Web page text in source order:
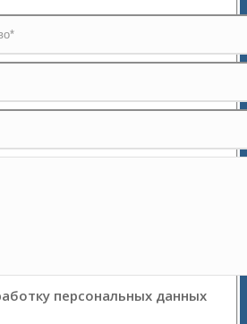
персональных данных